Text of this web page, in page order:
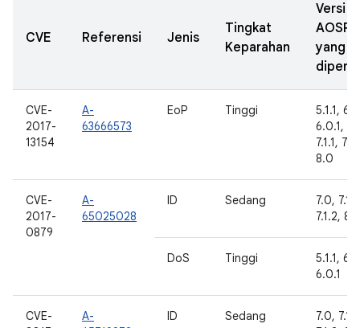
CVE Referensi Jenis
Tingkat
Keparahan
Versi
AOSP
yang
CVE-
2017-
13154
A-
63666573
EoP Tinggi
5.1.1,
6.0.1,
7.1.1,
8.0
CVE-
2017-
0879
A-
65025028
ID Sedang
7.0, 7.1.1,
7.1.2,
DoS Tinggi
5.1.1,
6.0.1
CVE-
A-
ID Sedang
7.0, 7.1.1,